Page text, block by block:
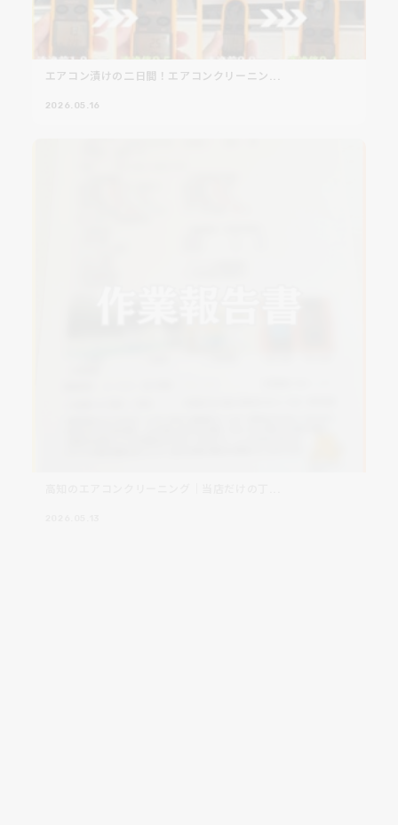
エアコン漬けの二日間！エアコンクリーニン...
2026.05.16